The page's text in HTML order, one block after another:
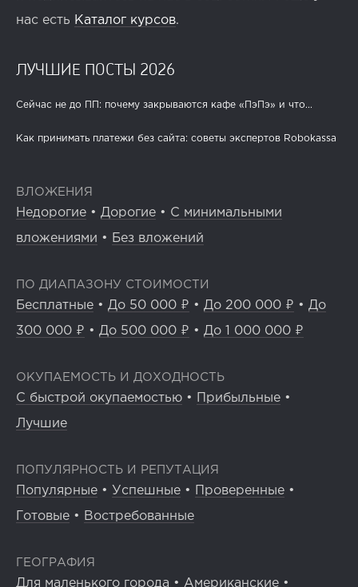
нас есть Каталог курсов.
ЛУЧШИЕ ПОСТЫ 2026
Сейчас не до ПП: почему закрываются кафе «ПэПэ» и что...
Как принимать платежи без сайта: советы экспертов Robokassa
ВЛОЖЕНИЯ
Недорогие • Дорогие • С минимальными
вложениями • Без вложений
ПО ДИАПАЗОНУ СТОИМОСТИ
Бесплатные • До 50 000 ₽ • До 200 000 ₽ • До
300 000 ₽ • До 500 000 ₽ • До 1 000 000 ₽
ОКУПАЕМОСТЬ И ДОХОДНОСТЬ
С быстрой окупаемостью • Прибыльные •
Лучшие
ПОПУЛЯРНОСТЬ И РЕПУТАЦИЯ
Популярные • Успешные • Проверенные •
Готовые • Востребованные
ГЕОГРАФИЯ
Для маленького города • Американские •